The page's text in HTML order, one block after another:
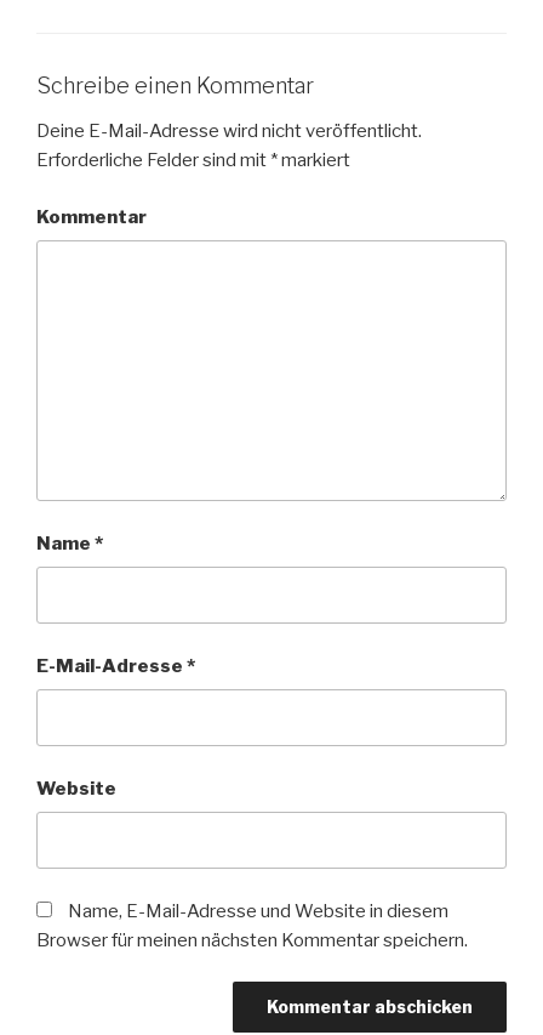
Schreibe einen Kommentar
Deine E-Mail-Adresse wird nicht veröffentlicht.
Erforderliche Felder sind mit *markiert
Kommentar
Name *
E-Mail-Adresse *
Website
Name, E-Mail-Adresse und Website in diesem
Browser für meinen nächsten Kommentar speichern.